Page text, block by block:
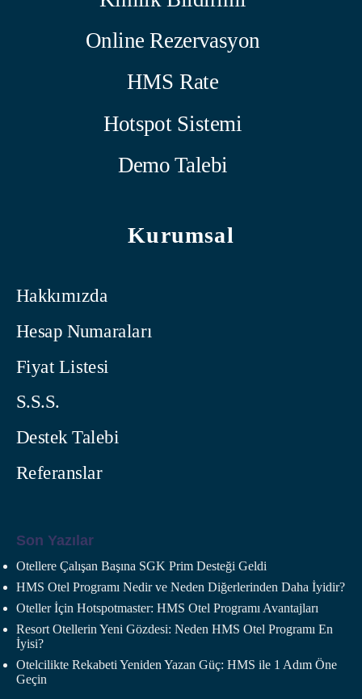
Online Rezervasyon
HMS Rate
Hotspot Sistemi
Demo Talebi
Kurumsal
Hakkımızda
Hesap Numaraları
Fiyat Listesi
S.S.S.
Destek Talebi
Referanslar
Son Yazılar
Otellere Çalışan Başına SGK Prim Desteği Geldi
HMS Otel Programı Nedir ve Neden Diğerlerinden Daha İyidir?
Oteller İçin Hotspotmaster: HMS Otel Programı Avantajları
Resort Otellerin Yeni Gözdesi: Neden HMS Otel Programı En
İyisi?
Otelcilikte Rekabeti Yeniden Yazan Güç: HMS ile 1 Adım Öne
Geçin